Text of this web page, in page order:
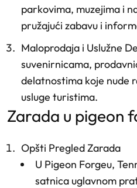
parkovima, muzejima i
pružajući zabavu i
Maloprodaja i Uslužne
suvenirnicama,
delatnostima koje nude
usluge turistima.
zarada u pigeon
Opšti Pregled Zarada
U Pigeon Forgeu,
satnica uglavnom